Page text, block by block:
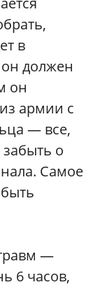
в
должен
он
армии с
— все,
о
Самое
—
6 часов,